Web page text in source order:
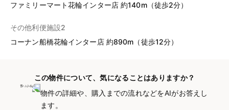
ファミリーマート花輪インター店 約140m（徒歩2分）
その他利便施設2
コーナン船橋花輪インター店 約890m（徒歩12分）
この物件について、気になることはありますか？
物件の詳細や、購入までの流れなどをAIがお答えし
ます。